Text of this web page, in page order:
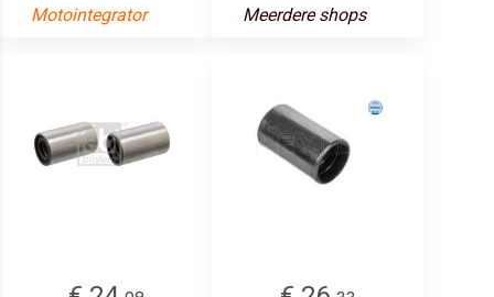
Motointegrator
Meerdere shops